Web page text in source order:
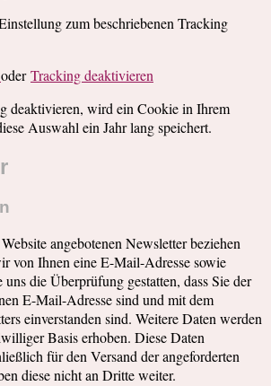
zum beschriebenen Tracking
oderTracking deaktivieren
deaktivieren, wird ein Cookie in Ihrem
Auswahl ein Jahr lang speichert.
angebotenen Newsletter beziehen
von Ihnen eine E-Mail-Adresse sowie
die Überprüfung gestatten, dass Sie der
E-Mail-Adresse sind und mit dem
einverstanden sind. Weitere Daten werden
Basis erhoben. Diese Daten
für den Versand der angeforderten
diese nicht an Dritte weiter.